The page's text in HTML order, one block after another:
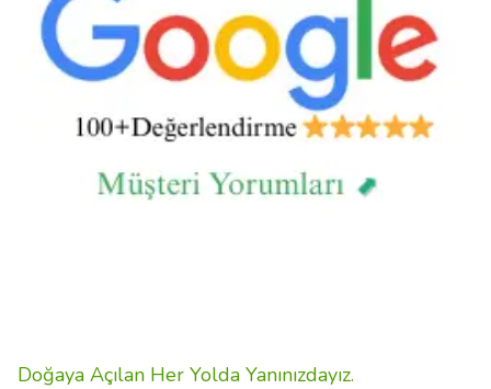
Doğaya Açılan Her Yolda Yanınızdayız.